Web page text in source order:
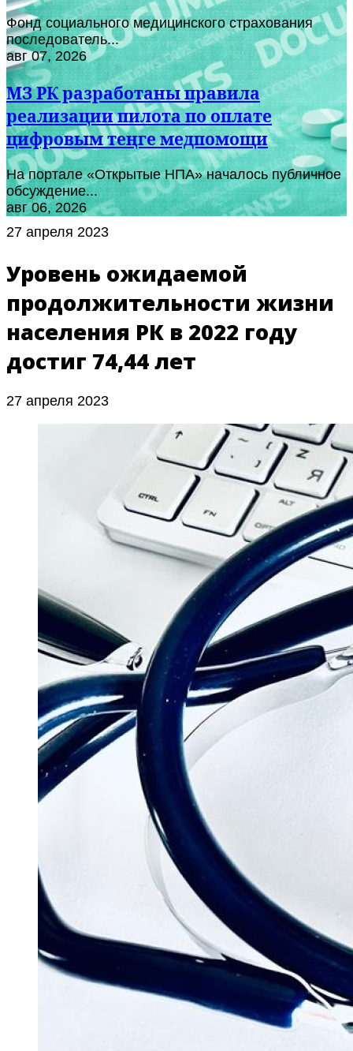
Фонд социального медицинского страхования
последователь...
авг 07, 2026
МЗ РК разработаны правила
реализации пилота по оплате
цифровым теңге медпомощи
На портале «Открытые НПА» началось публичное
обсуждение...
авг 06, 2026
27 апреля 2023
Уровень ожидаемой
продолжительности жизни
населения РК в 2022 году
достиг 74,44 лет
27 апреля 2023